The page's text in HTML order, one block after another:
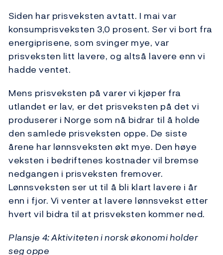
Siden har prisveksten avtatt. I mai var
konsumprisveksten 3,0 prosent. Ser vi bort fra
energiprisene, som svinger mye, var
prisveksten litt lavere, og altså lavere enn vi
hadde ventet.
Mens prisveksten på varer vi kjøper fra
utlandet er lav, er det prisveksten på det vi
produserer i Norge som nå bidrar til å holde
den samlede prisveksten oppe. De siste
årene har lønnsveksten økt mye. Den høye
veksten i bedriftenes kostnader vil bremse
nedgangen i prisveksten fremover.
Lønnsveksten ser ut til å bli klart lavere i år
enn i fjor. Vi venter at lavere lønnsvekst etter
hvert vil bidra til at prisveksten kommer ned.
Plansje 4: Aktiviteten i norsk økonomi holder
seg oppe